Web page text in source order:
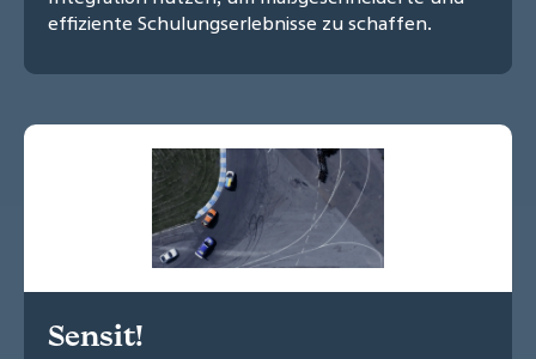
effiziente Schulungserlebnisse zu schaffen.
Sensit!